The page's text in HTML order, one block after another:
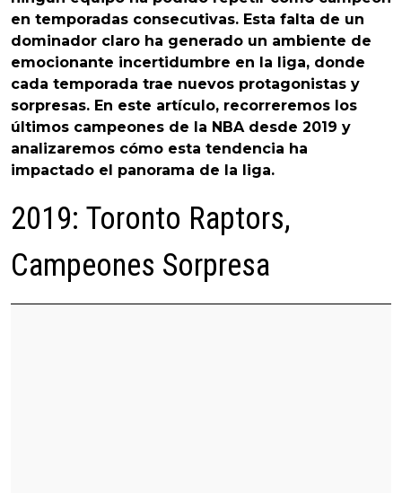
en temporadas consecutivas. Esta falta de un
dominador claro ha generado un ambiente de
emocionante incertidumbre en la liga, donde
cada temporada trae nuevos protagonistas y
sorpresas. En este artículo, recorreremos los
últimos campeones de la NBA desde 2019 y
analizaremos cómo esta tendencia ha
impactado el panorama de la liga.
2019: Toronto Raptors,
Campeones Sorpresa